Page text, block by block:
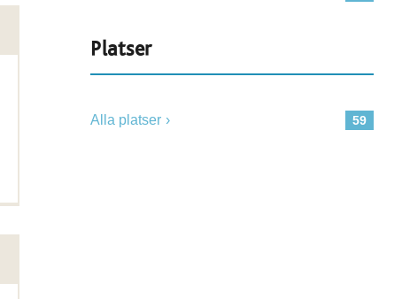
Platser
59
Alla platser